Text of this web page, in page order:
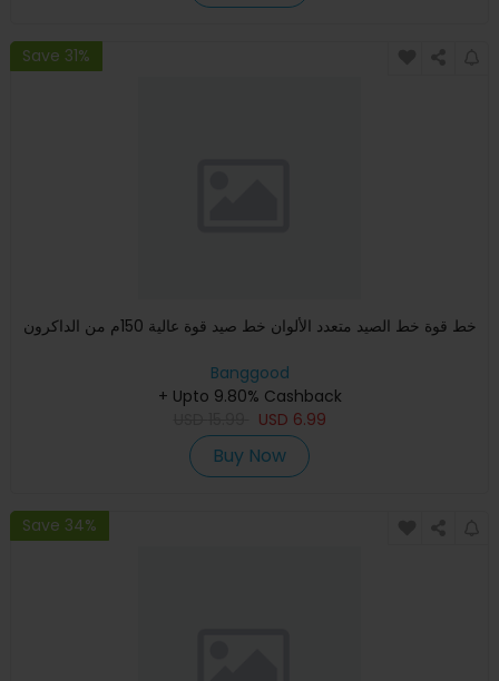
Save 31%
خط قوة خط الصيد متعدد الألوان خط صيد قوة عالية 150م من الداكرون
Banggood
+ Upto 9.80% Cashback
USD 6.99
Buy Now
Save 34%